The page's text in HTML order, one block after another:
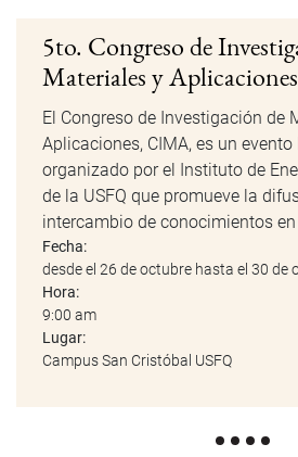
5to. Congreso de
Materiales y
El Congreso de Investigación de
Aplicaciones, CIMA, es un evento
organizado por el Instituto de
de la USFQ que promueve la
intercambio de conocimientos
Fecha:
desde el 26 de octubre hasta el 30 de
Hora:
9:00 am
Lugar:
Campus San Cristóbal USFQ